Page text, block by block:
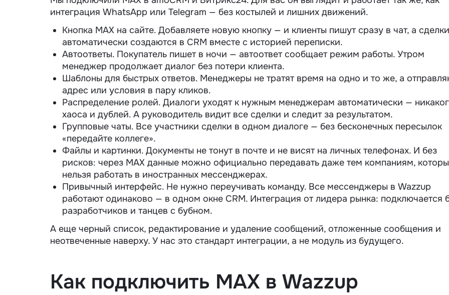
интеграция WhatsApp или Telegram — без костылей и лишних движений.
Кнопка MAX на сайте. Добавляете новую кнопку — и клиенты пишут сразу в чат, а сделки
автоматически создаются в CRM вместе с историей переписки.
Автоответы. Покупатель пишет в ночи — автоответ сообщает режим работы. Утром
менеджер продолжает диалог без потери клиента.
Шаблоны для быстрых ответов. Менеджеры не тратят время на одно и то же, а
адрес или условия в пару кликов.
Распределение ролей. Диалоги уходят к нужным менеджерам автоматически —
хаоса и дублей. А руководитель видит все сделки и следит за результатом.
Групповые чаты. Все участники сделки в одном диалоге — без бесконечных пересылок
«передайте коллеге».
Файлы и картинки. Документы не тонут в почте и не висят на личных телефонах. И без
рисков: через MAX данные можно официально передавать даже тем компаниям,
нельзя работать в иностранных мессенджерах.
Привычный интерфейс. Не нужно переучивать команду. Все мессенджеры в Wazzup
работают одинаково — в одном окне CRM. Интеграция от лидера рынка: подключается
разработчиков и танцев с бубном.
А еще черный список, редактирование и удаление сообщений, отложенные сообщения и
неотвеченные наверху. У нас это стандарт интеграции, а не модуль из будущего.
Как подключить MAX в Wazzup